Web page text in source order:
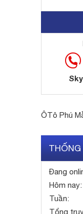
ÔTô Phú
THỐNG
Đang
Hôm nay:
Tuần:
Tổng